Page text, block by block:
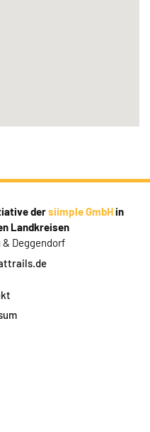
dersiimple GmbHin
Landkreisen
Deggendorf